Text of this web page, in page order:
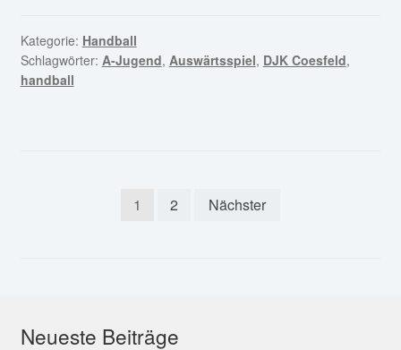
Kategorie: Handball
Schlagwörter: A-Jugend, Auswärtsspiel, DJK Coesfeld,
handball
Seitennummerierung
1 2 Nächster
Neueste Beiträge